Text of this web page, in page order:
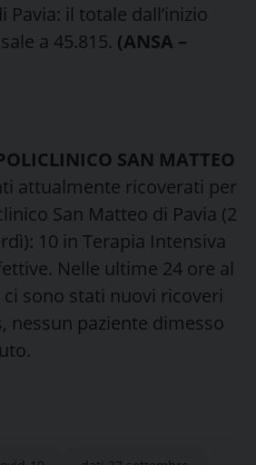
il totale dall’inizio
a 45.815. (ANSA –
SAN MATTEO
attualmente ricoverati per
San Matteo di Pavia (2
10 in Terapia Intensiva
Nelle ultime 24 ore al
sono stati nuovi ricoveri
nessun paziente dimesso